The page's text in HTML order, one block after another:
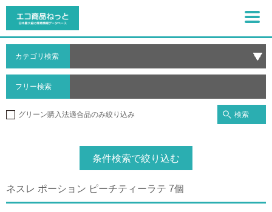
カテゴリ検索
フリー検索
グリーン購入法適合品のみ絞り込み 検索
条件検索で絞り込む
ネスレ ポーション ピーチティーラテ 7個